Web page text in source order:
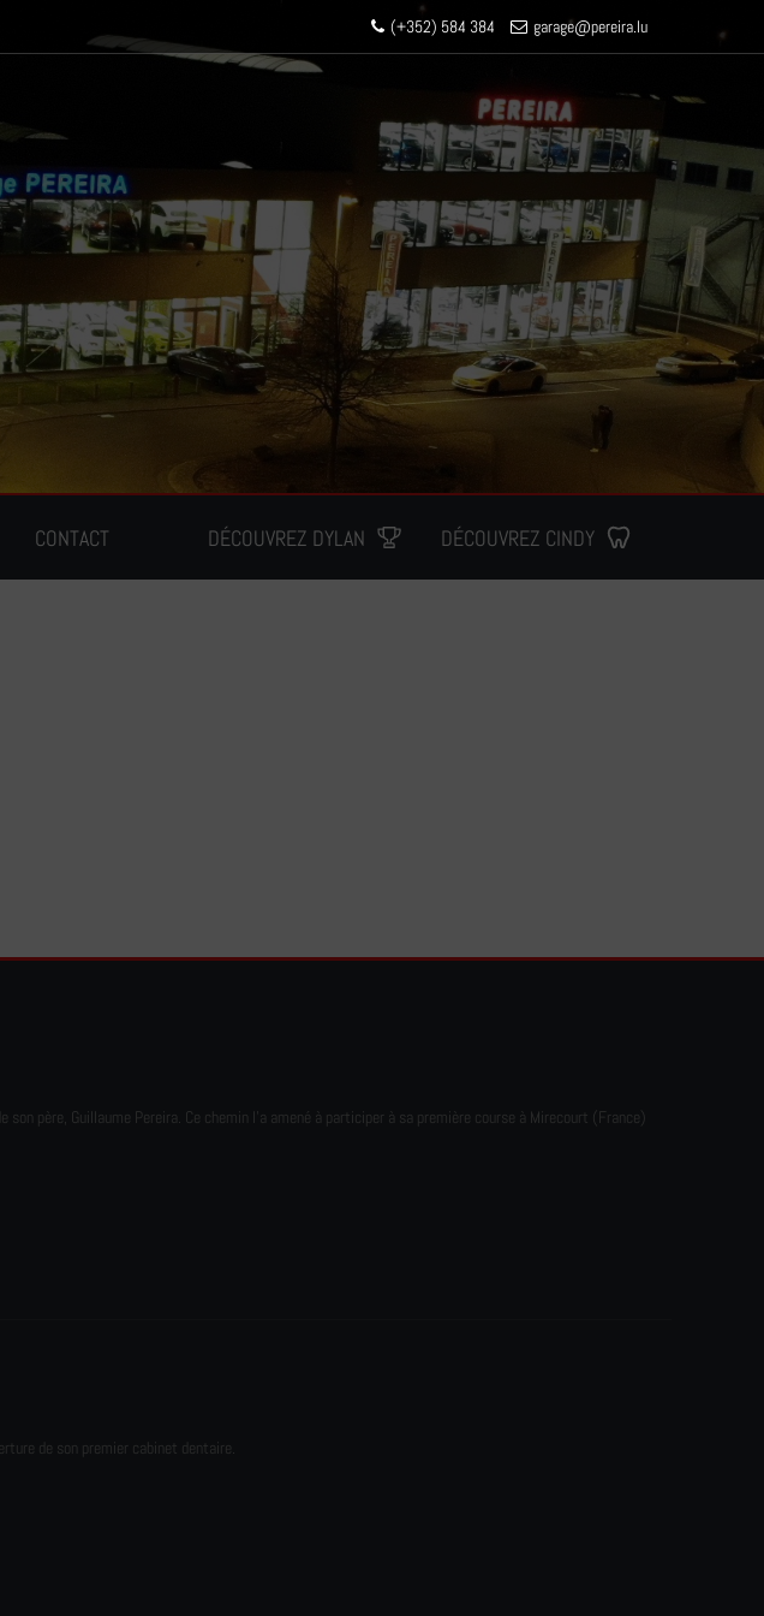
(+352) 584 384 garage@pereira.lu
CONTACT DÉCOUVREZ DYLAN DÉCOUVREZ CINDY
père, Guillaume Pereira. Ce chemin l'a amené à participer à sa première course à Mirecourt (France)
de son premier cabinet dentaire.